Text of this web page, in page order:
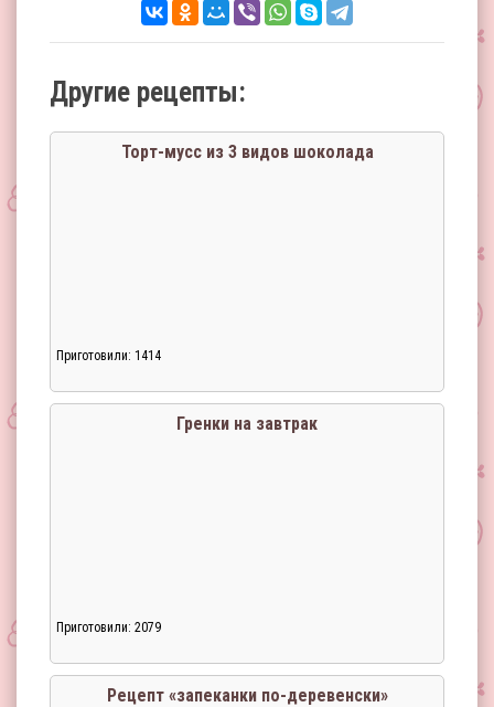
Другие рецепты:
Торт-мусс из 3 видов шоколада
Приготовили: 1414
Гренки на завтрак
Приготовили: 2079
Рецепт «запеканки по-деревенски»